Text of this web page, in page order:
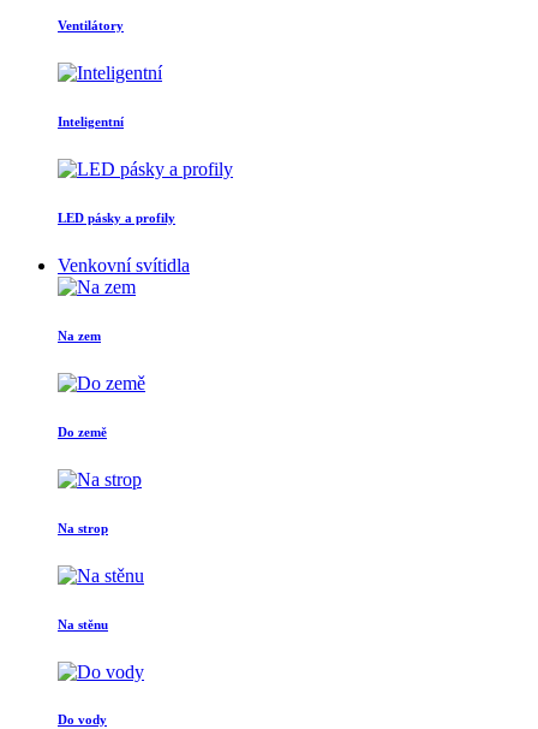
Ventilátory
Inteligentní
LED pásky a profily
Venkovní svítidla
Na zem
Do země
Na strop
Na stěnu
Do vody